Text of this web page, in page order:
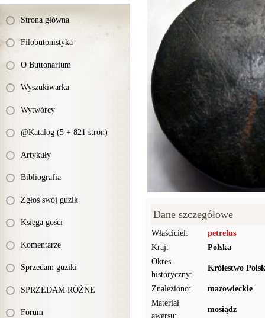
Strona główna
Filobutonistyka
O Buttonarium
Wyszukiwarka
Wytwórcy
@Katalog (5 + 821 stron)
Artykuły
Bibliografia
Zgłoś swój guzik
Księga gości
Komentarze
Sprzedam guziki
SPRZEDAM RÓŻNE
Forum
Dane szczegółowe
Właściciel:
petrelus
Kraj:
Polska
Okres
historyczny:
Królestwo
Znaleziono:
mazowieckie
Materiał
awersu:
mosiądz